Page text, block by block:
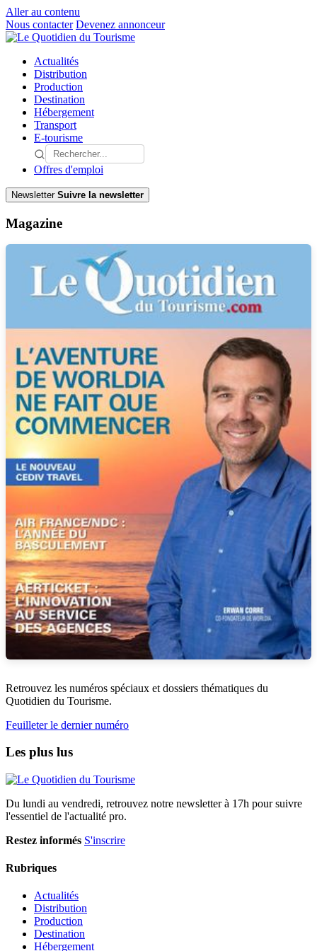
Aller au contenu
Nous contacter Devenez annonceur
Actualités
Distribution
Production
Destination
Hébergement
Transport
E-tourisme
Offres d'emploi
Newsletter Suivre la newsletter
Magazine
Retrouvez les numéros spéciaux et dossiers thématiques du
Quotidien du Tourisme.
Feuilleter le dernier numéro
Les plus lus
Du lundi au vendredi, retrouvez notre newsletter à 17h pour suivre
l'essentiel de l'actualité pro.
Restez informés S'inscrire
Rubriques
Actualités
Distribution
Production
Destination
Hébergement